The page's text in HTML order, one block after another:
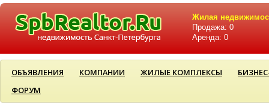
Жилая
Продажа: 0
Аренда: 0
ОБЪЯВЛЕНИЯ КОМПАНИИ ЖИЛЫЕ КОМПЛЕКСЫ
ФОРУМ